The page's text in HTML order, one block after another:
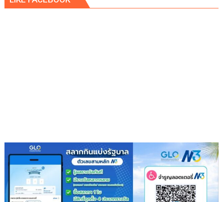
ซ์
เสริม
ความ
มั่นคง
ระบบ
สาธารณูปโภค
รองรับ